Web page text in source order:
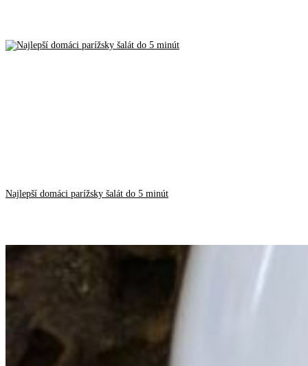
Najlepší domáci parížsky šalát do 5 minút